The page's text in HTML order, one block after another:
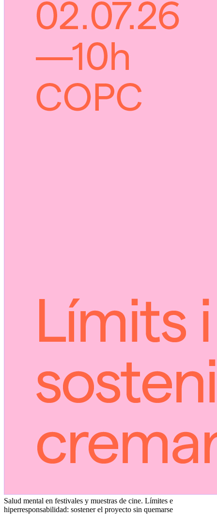
Salud mental en festivales y muestras de cine. Límites e
hiperresponsabilidad: sostener el proyecto sin quemarse